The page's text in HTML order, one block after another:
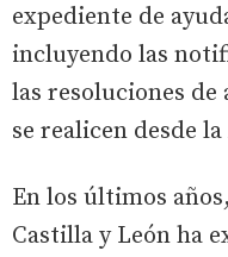
expediente de
incluyendo las
las resoluciones de
se realicen desde
En los últimos
Castilla y León ha